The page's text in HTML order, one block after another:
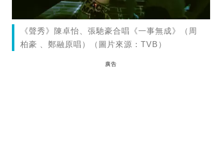
《聲秀》陳卓怡、張馳豪合唱《一事無成》（周
柏豪 、鄭融原唱）（圖片來源：TVB）
廣告